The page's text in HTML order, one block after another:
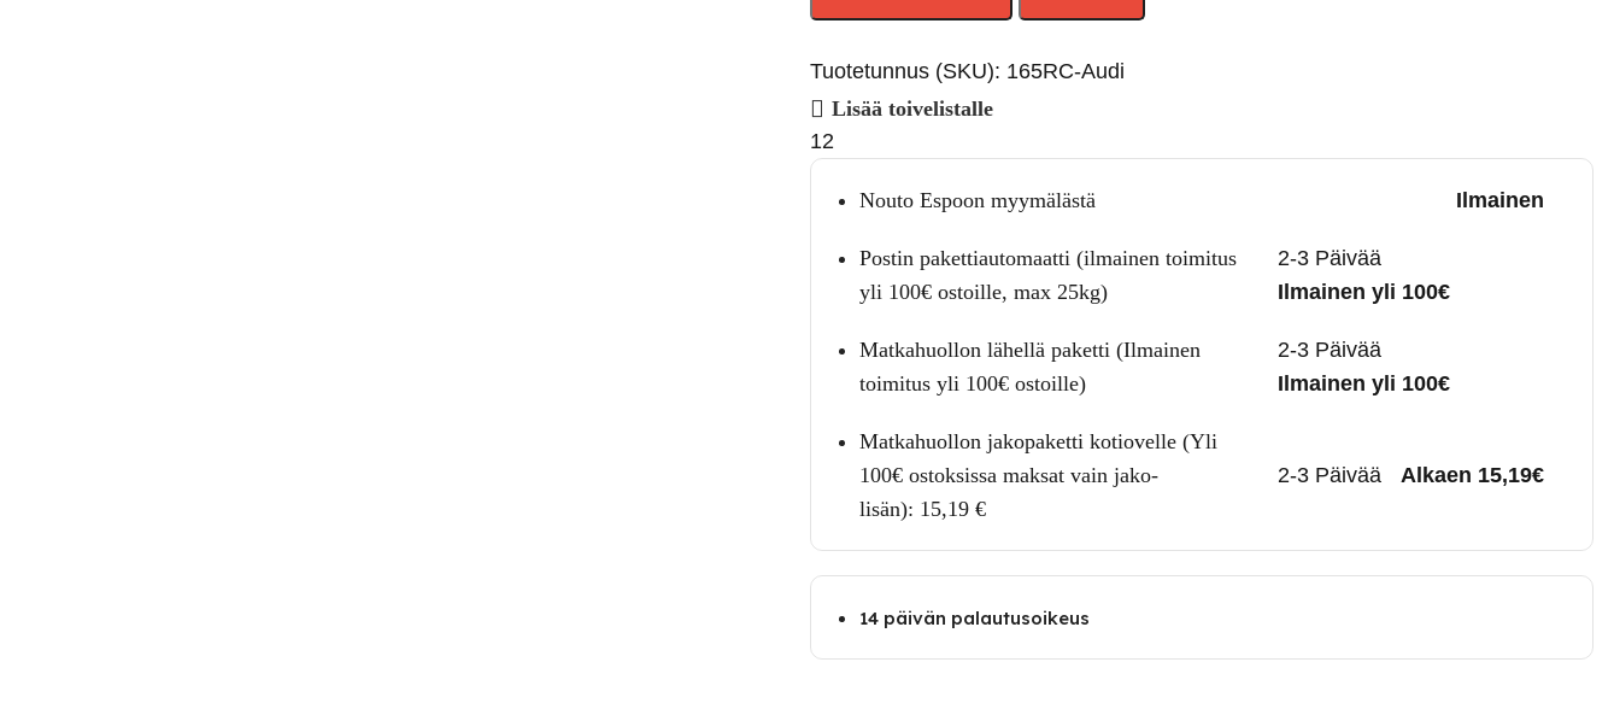
Tuotetunnus (SKU): 165RC-Audi
Lisää toivelistalle
12
Nouto Espoon myymälästä Ilmainen
Postin pakettiautomaatti (ilmainen toimitus
yli 100€ ostoille, max 25kg)
2-3 Päivää
Ilmainen yli 100€
Matkahuollon lähellä paketti (Ilmainen
toimitus yli 100€ ostoille)
2-3 Päivää
Ilmainen yli 100€
Matkahuollon jakopaketti kotiovelle (Yli
100€ ostoksissa maksat vain jako-
lisän): 15,19 €
2-3 Päivää Alkaen 15,19€
14 päivän palautusoikeus